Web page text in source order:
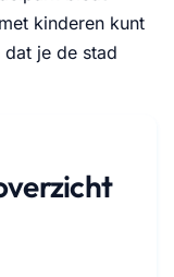
kinderen kunt
je de stad